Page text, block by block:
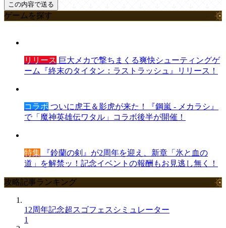
ゲームを探す
リリース 巨大メカで撃ちまくる爽快シューティングゲ
ーム『終末のタイタン：ラストラッシュ』リリース！
コラボ ついに虎王＆影虎が来た！『鋼嵐 - メカラシ』
で「魔神英雄伝ワタル」コラボ後半が開催！
特集 『鈴蘭の剣』が2周年を迎え、新章「氷と血の
道」を解禁ッ！記念イベントの報酬もお見逃し無く！
攻略記事ランキング
12周年記念超スゴフェスシミュレーター
1